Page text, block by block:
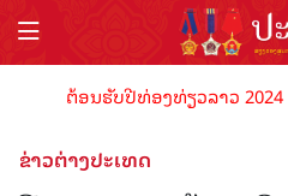
ຕ້ອນຮັບປີທ່ອງທ່ຽວລາວ 2024
ຂ່າວຕ່າງປະເທດ